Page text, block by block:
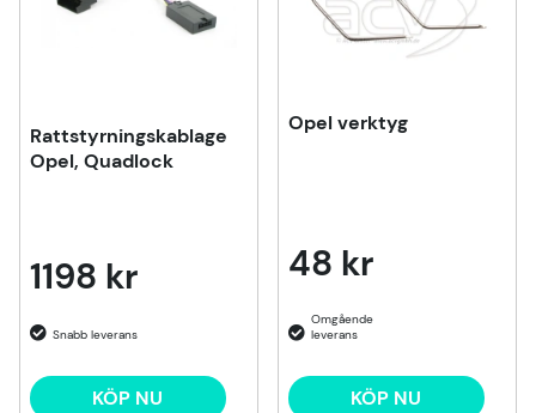
Rattstyrningskablage
Opel, Quadlock
1198 kr
KÖP NU
Opel verktyg
48 kr
KÖP NU